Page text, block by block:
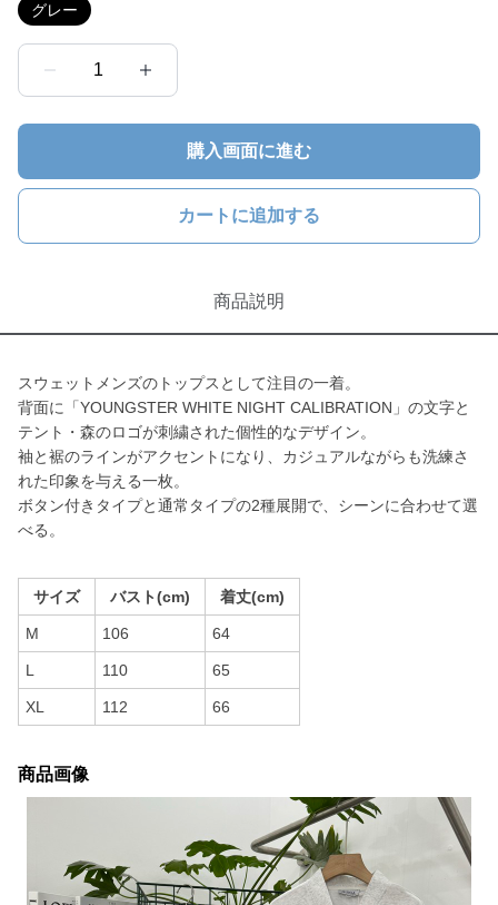
グレー
1
購入画面に進む
カートに追加する
商品説明
スウェットメンズのトップスとして注目の一着。
背面に「YOUNGSTER WHITE NIGHT CALIBRATION」の文字と
テント・森のロゴが刺繍された個性的なデザイン。
袖と裾のラインがアクセントになり、カジュアルながらも洗練さ
れた印象を与える一枚。
ボタン付きタイプと通常タイプの2種展開で、シーンに合わせて選
べる。
サイズ バスト(cm) 着丈(cm)
M 106 64
L 110 65
XL 112 66
商品画像